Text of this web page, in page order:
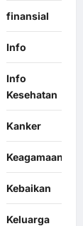
finansial
Info
Info
Kesehatan
Kanker
Keagamaan
Kebaikan
Keluarga